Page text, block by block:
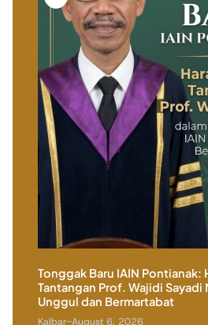
Tonggak Baru IAIN Pontianak:
Tantangan Prof. Wajidi Sayadi
Unggul dan Bermartabat